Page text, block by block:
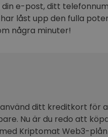
e-post, ditt
låst upp den fulla
några minuter!
ditt kreditkort för
Nu är du redo att
Kriptomat Web3-